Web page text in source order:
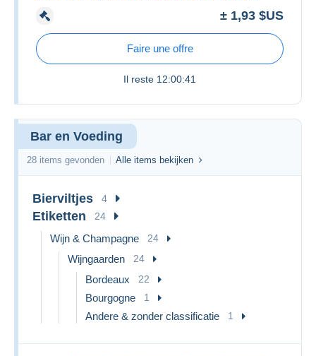
± 1,93 $US
Faire une offre
Il reste 12:00:41
Bar en Voeding
28 items gevonden Alle items bekijken
Bierviltjes 4
Etiketten 24
Wijn & Champagne 24
Wijngaarden 24
Bordeaux 22
Bourgogne 1
Andere & zonder classificatie 1